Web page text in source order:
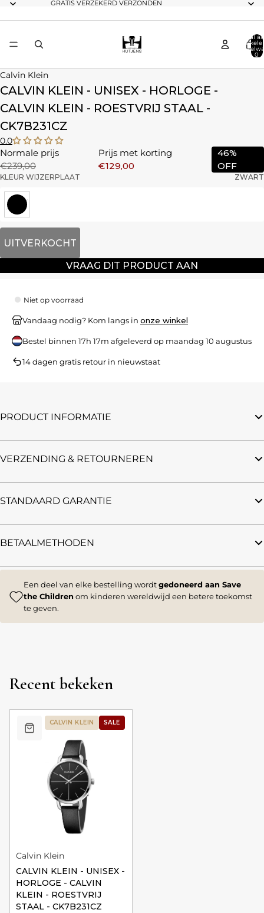
GRATIS VERZEKERD VERZONDEN
Totaal
0
Calvin Klein
CALVIN KLEIN - UNISEX - HORLOGE -
CALVIN KLEIN - ROESTVRIJ STAAL -
CK7B231CZ
0.0
Normale prijs
€239,00
Prijs met korting
€129,00
46%
OFF
KLEUR WIJZERPLAAT ZWART
UITVERKOCHT
VRAAG DIT PRODUCT AAN
Niet op voorraad
Vandaag nodig? Kom langs in onze winkel
Bestel binnen 17h 17m afgeleverd op maandag 10 augustus
14 dagen gratis retour in nieuwstaat
PRODUCT INFORMATIE
VERZENDING & RETOURNEREN
STANDAARD GARANTIE
BETAALMETHODEN
Een deel van elke bestelling wordtgedoneerd aan Save
the Children om kinderen wereldwijd een betere toekomst
te geven.
Recent bekeken
SALE
CALVIN KLEIN
Calvin Klein
CALVIN KLEIN - UNISEX -
HORLOGE - CALVIN
KLEIN - ROESTVRIJ
STAAL - CK7B231CZ